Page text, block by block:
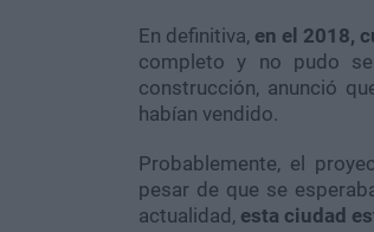
En definitiva, en el 2018,
completo y no pudo
construcción, anunció
habían vendido.
Probablemente, el
pesar de que se
actualidad, esta ciudad